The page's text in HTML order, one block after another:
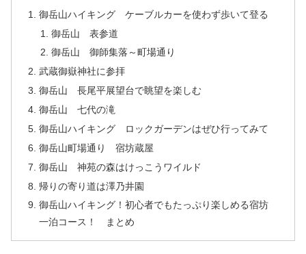
御岳山ハイキング ケーブルカーを使わず歩いて登る
御岳山 表参道
御岳山 御師集落～町場通り
武蔵御嶽神社に参拝
御岳山 長尾平展望台で眺望を楽しむ
御岳山 七代の滝
御岳山ハイキング ロックガーデンはぜひ行ってみて
御岳山町場通り 宿坊蔵屋
御岳山 神苑の森はけっこうワイルド
帰りの寄り道は澤乃井園
御岳山ハイキング！初心者でもたっぷり楽しめる宿坊
一泊コース！ まとめ